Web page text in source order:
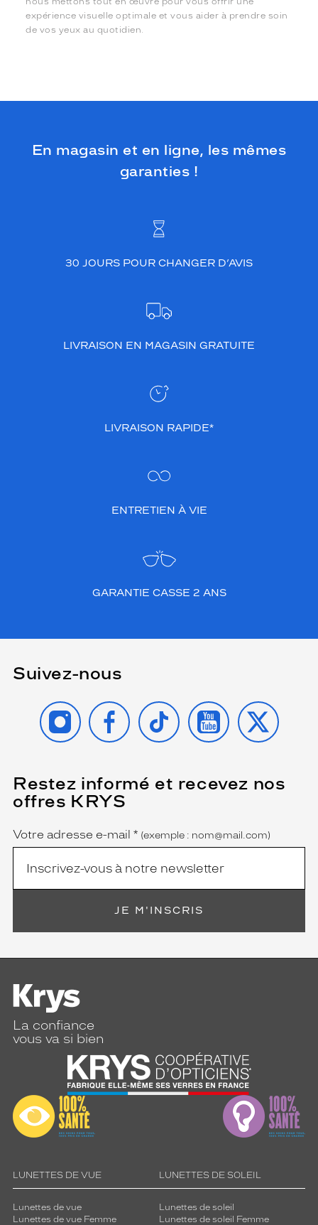
expérience visuelle optimale et vous aider à prendre soin
de vos yeux au quotidien.
En magasin et en ligne, les mêmes
garanties !
30 JOURS POUR CHANGER D’AVIS
LIVRAISON EN MAGASIN GRATUITE
LIVRAISON RAPIDE*
ENTRETIEN À VIE
GARANTIE CASSE 2 ANS
Suivez-nous
INSTAGRAMFACEBOOK
TIKTOK YOUTUBE
X
Restez informé et recevez nos
offres KRYS
Name
Votre adresse e-mail *
(Ce
champ
est
obligatoire)
(exemple : nom@mail.com)
JE M'INSCRIS
La confiance
vous va si bien
LUNETTES DE VUE
Lunettes de vue
Lunettes de vue Femme
LUNETTES DE SOLEIL
Lunettes de soleil
Lunettes de soleil Femme